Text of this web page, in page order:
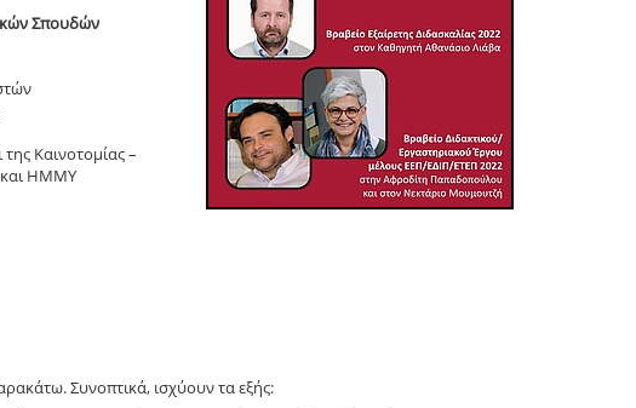
Σπουδών
Καινοτομίας –
και ΗΜΜΥ
Συνοπτικά, ισχύουν τα εξής: